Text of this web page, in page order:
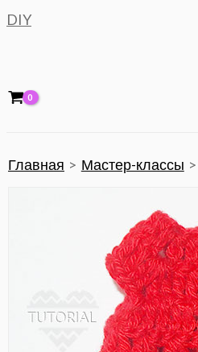
DIY
Главная Мастер-классы